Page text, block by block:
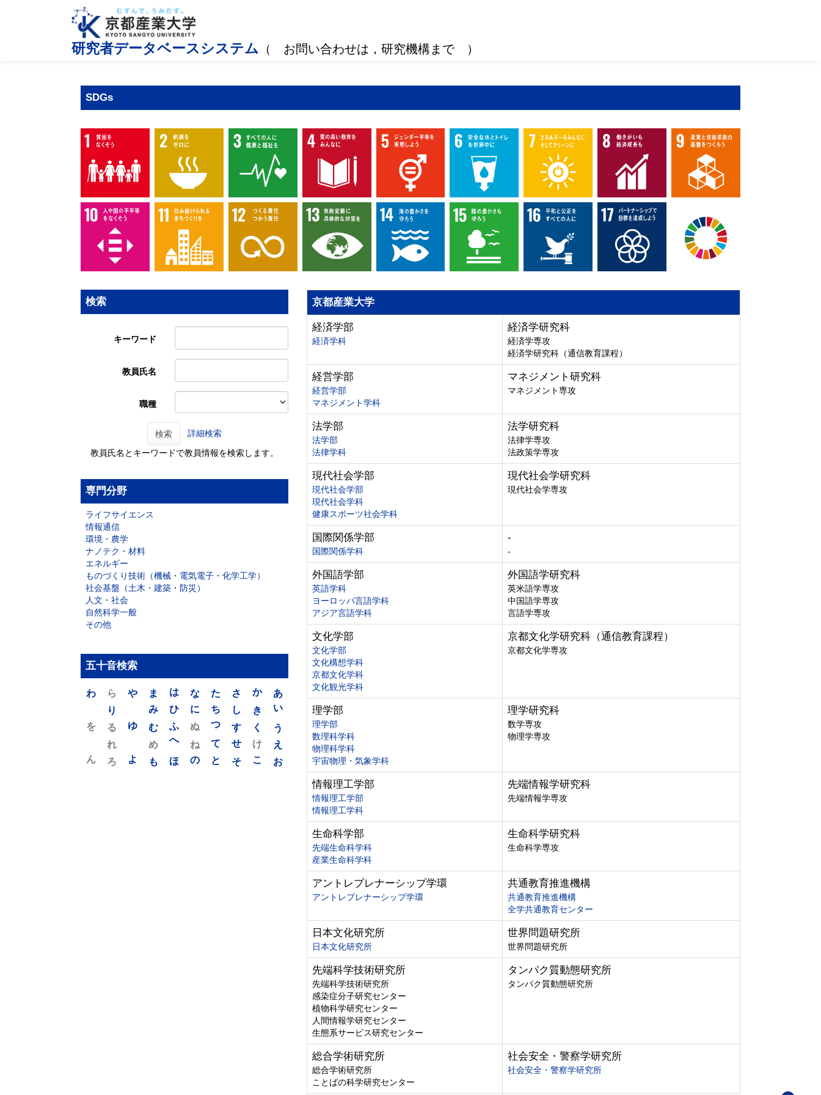
研究者データベースシステム （ お問い合わせは，研究機構まで ）
SDGs
検索
キーワード
教員氏名
職種
検索 詳細検索
教員氏名とキーワードで教員情報を検索します。
専門分野
ライフサイエンス
情報通信
環境・農学
ナノテク・材料
エネルギー
ものづくり技術（機械・電気電子・化学工学）
社会基盤（土木・建築・防災）
人文・社会
自然科学一般
その他
五十音検索
あ
い
う
え
お
か
き
く
け
こ
さ
し
す
せ
そ
た
ち
つ
て
と
な
に
ぬ
ね
の
は
ひ
ふ
へ
ほ
ま
み
む
め
も
や
ゆ
よ
ら
り
る
れ
ろ
わ
を
ん
京都産業大学
経済学部
経済学科
経済学研究科
経済学専攻
経済学研究科（通信教育課程）
経営学部
経営学部
マネジメント学科
マネジメント研究科
マネジメント専攻
法学部
法学部
法律学科
法学研究科
法律学専攻
法政策学専攻
現代社会学部
現代社会学部
現代社会学科
健康スポーツ社会学科
現代社会学研究科
現代社会学専攻
国際関係学部
国際関係学科
-
-
外国語学部
英語学科
ヨーロッパ言語学科
アジア言語学科
外国語学研究科
英米語学専攻
中国語学専攻
言語学専攻
文化学部
文化学部
文化構想学科
京都文化学科
文化観光学科
京都文化学研究科（通信教育課程）
京都文化学専攻
理学部
理学部
数理科学科
物理科学科
宇宙物理・気象学科
理学研究科
数学専攻
物理学専攻
情報理工学部
情報理工学部
情報理工学科
先端情報学研究科
先端情報学専攻
生命科学部
先端生命科学科
産業生命科学科
生命科学研究科
生命科学専攻
アントレプレナーシップ学環
アントレプレナーシップ学環
共通教育推進機構
共通教育推進機構
全学共通教育センター
日本文化研究所
日本文化研究所
世界問題研究所
世界問題研究所
先端科学技術研究所
先端科学技術研究所
感染症分子研究センター
植物科学研究センター
人間情報学研究センター
生態系サービス研究センター
タンパク質動態研究所
タンパク質動態研究所
総合学術研究所
総合学術研究所
ことばの科学研究センター
社会安全・警察学研究所
社会安全・警察学研究所